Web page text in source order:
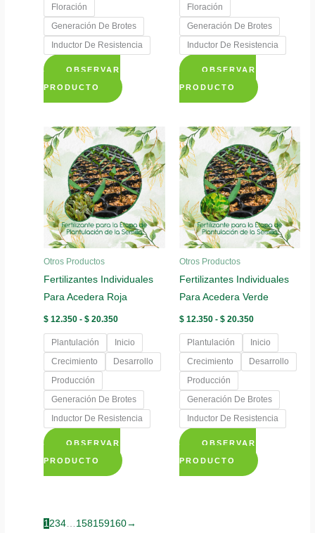
Floración
Generación De Brotes
Inductor De Resistencia
OBSERVAR
PRODUCTO
Este
múltiples
variantes.
Las
opciones
se
pueden
elegir
la
página
producto
Floración
Generación De Brotes
Inductor De Resistencia
OBSERVAR
PRODUCTO
Este
múltiples
variantes.
Las
opciones
se
pueden
elegir
la
página
producto
Otros Productos
Fertilizantes Individuales
Para Acedera Roja
$ 12.350 - $ 20.350
precios:
$ 12.350
hasta
Plantulación
Inicio
Crecimiento
Desarrollo
Producción
Generación De Brotes
Inductor De Resistencia
OBSERVAR
PRODUCTO
Este
variantes.
Otros Productos
Fertilizantes Individuales
Para Acedera Verde
$12.350 - $20.350Rango
precios:
$ 12.350
hasta
Plantulación
Inicio
Crecimiento
Desarrollo
Producción
Generación De Brotes
Inductor De Resistencia
OBSERVAR
PRODUCTO
Este
1234… 158159160→